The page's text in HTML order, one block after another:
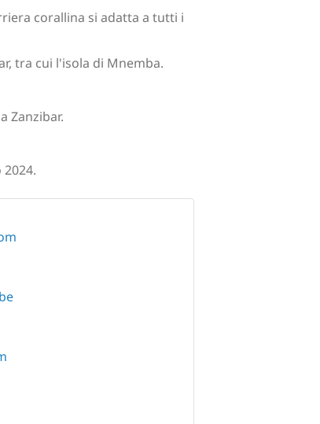
corallina si adatta a tutti i
tra cui l'isola di Mnemba.
Zanzibar.